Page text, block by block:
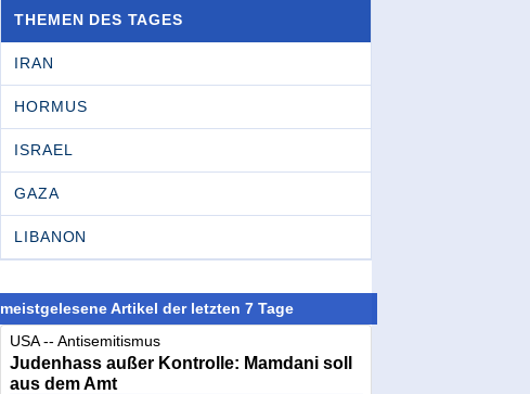
THEMEN DES TAGES
IRAN
HORMUS
ISRAEL
GAZA
LIBANON
meistgelesene Artikel der letzten 7 Tage
USA -- Antisemitismus
Judenhass außer Kontrolle: Mamdani soll
aus dem Amt